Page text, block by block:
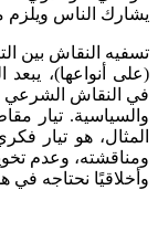
يشارك الناس ويلزم
تسفيه النقاش بين
(على أنواعها)،
في النقاش الشرعي
والسياسية. تيار
المثال، هو تيار
ومناقشته، وعدم
وأخلاقيًا نحتاجه في